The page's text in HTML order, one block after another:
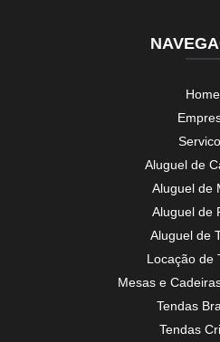
Home
Aluguel de
Aluguel de
Aluguel de
Aluguel de
Locação de
Mesas e
Tendas
Tendas